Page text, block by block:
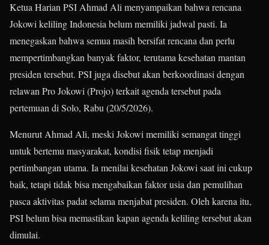
Ketua Harian PSI Ahmad Ali menyampaikan bahwa rencana
Jokowi keliling Indonesia belum memiliki jadwal pasti. Ia
menegaskan bahwa semua masih bersifat rencana dan perlu
mempertimbangkan banyak faktor, terutama kesehatan mantan
presiden tersebut. PSI juga disebut akan berkoordinasi dengan
relawan Pro Jokowi (Projo) terkait agenda tersebut pada
pertemuan di Solo, Rabu (20/5/2026).
Menurut Ahmad Ali, meski Jokowi memiliki semangat tinggi
untuk bertemu masyarakat, kondisi fisik tetap menjadi
pertimbangan utama. Ia menilai kesehatan Jokowi saat ini cukup
baik, tetapi tidak bisa mengabaikan faktor usia dan pemulihan
pasca aktivitas padat selama menjabat presiden. Oleh karena itu,
PSI belum bisa memastikan kapan agenda keliling tersebut akan
dimulai.